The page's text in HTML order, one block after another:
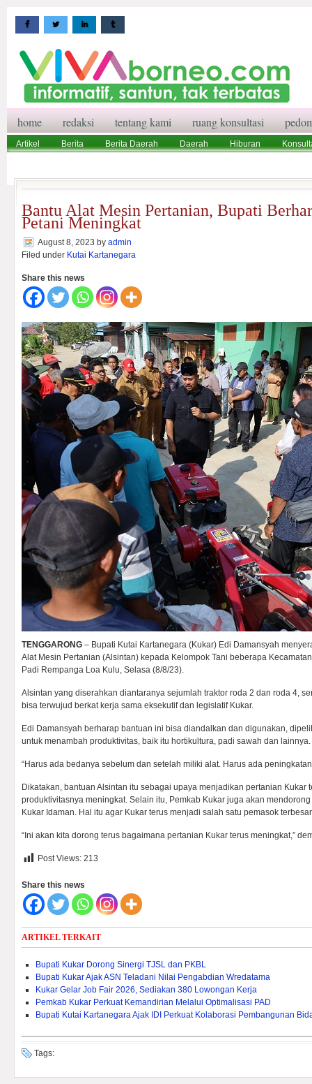
home redaksi tentang kami ruang konsultasi
Artikel Berita Berita Daerah Daerah Hiburan
Bantu Alat Mesin Pertanian, Bupati
Petani Meningkat
August 8, 2023 by admin
Filed under Kutai Kartanegara
Share this news
TENGGARONG – Bupati Kutai Kartanegara (Kukar) Edi Damansyah
Alat Mesin Pertanian (Alsintan) kepada Kelompok Tani beberapa
Padi Rempanga Loa Kulu, Selasa (8/8/23).
Alsintan yang diserahkan diantaranya sejumlah traktor roda 2 dan roda 4,
bisa terwujud berkat kerja sama eksekutif dan legislatif Kukar.
Edi Damansyah berharap bantuan ini bisa diandalkan dan digunakan,
untuk menambah produktivitas, baik itu hortikultura, padi sawah dan lainnya.
“Harus ada bedanya sebelum dan setelah miliki alat. Harus ada
Dikatakan, bantuan Alsintan itu sebagai upaya menjadikan pertanian Kukar
produktivitasnya meningkat. Selain itu, Pemkab Kukar juga akan
Kukar Idaman. Hal itu agar Kukar terus menjadi salah satu pemasok
“Ini akan kita dorong terus bagaimana pertanian Kukar terus meningkat,”
Post Views: 213
Share this news
ARTIKEL TERKAIT
Bupati Kukar Dorong Sinergi TJSL dan PKBL
Bupati Kukar Ajak ASN Teladani Nilai Pengabdian Wredatama
Kukar Gelar Job Fair 2026, Sediakan 380 Lowongan Kerja
Pemkab Kukar Perkuat Kemandirian Melalui Optimalisasi PAD ‎
Bupati Kutai Kartanegara Ajak IDI Perkuat Kolaborasi Pembangunan
Tags: